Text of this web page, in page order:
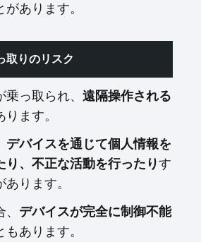
があります。
取りのリスク
っ取られ、 遠隔操作される
ます。
デバイスを通じて個人情報を
り、不正な活動を行ったりす
ります。
デバイスが完全に制御不能
もあります。